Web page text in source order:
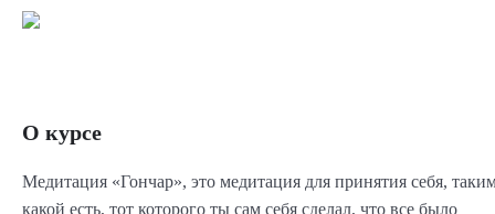
О курсе
Медитация «Гончар», это медитация для принятия себя,
какой есть, тот которого ты сам себя сделал, что все было